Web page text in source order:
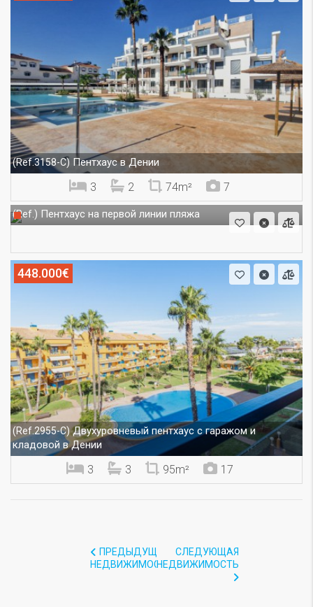
(Ref.3158-C) Пентхаус в Дении
3 2 74m² 7
(Ref.) Пентхаус на первой линии пляжа
448.000€
(Ref.2955-C)Двухуровневый пентхаус с гаражом и
кладовой в Дении
3 3 95m² 17
ПРЕДЫДУЩАЯ
НЕДВИЖИМОСТЬ
СЛЕДУЮЩАЯ
НЕДВИЖИМОСТЬ